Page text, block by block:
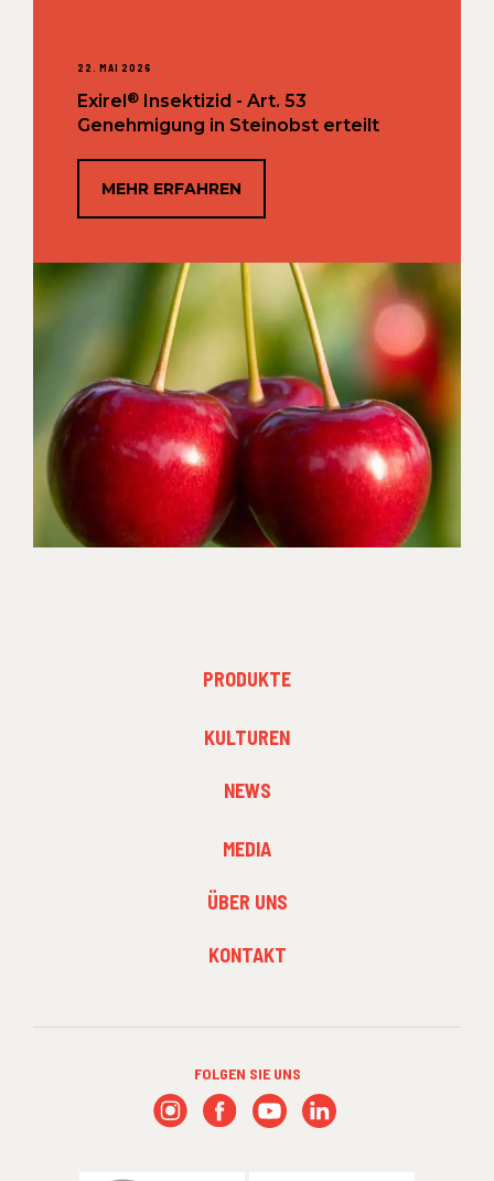
22. MAI 2026
Exirel® Insektizid - Art. 53
Genehmigung in Steinobst erteilt
MEHR ERFAHREN
PRODUKTE
KULTUREN
NEWS
MEDIA
ÜBER UNS
KONTAKT
FOLGEN SIE UNS